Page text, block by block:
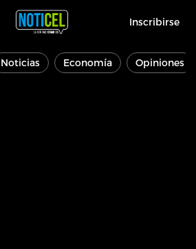
Inscribirse
Noticias Economía Opiniones